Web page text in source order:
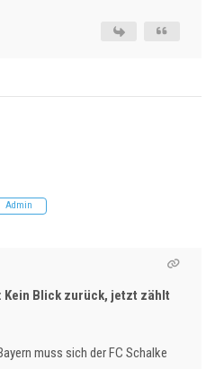
Admin
Kein Blick zurück, jetzt zählt
muss sich der FC Schalke